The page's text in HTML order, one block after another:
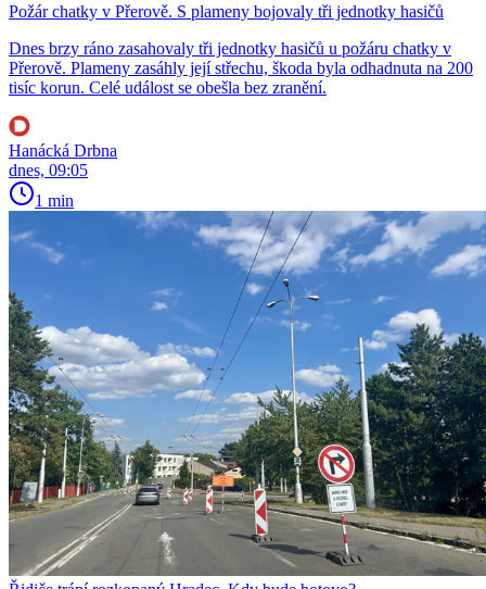
Požár chatky v Přerově. S plameny bojovaly tři jednotky hasičů
Dnes brzy ráno zasahovaly tři jednotky hasičů u požáru chatky v
Přerově. Plameny zasáhly její střechu, škoda byla odhadnuta na 200
tisíc korun. Celé událost se obešla bez zranění.
Hanácká Drbna
dnes, 09:05
1 min